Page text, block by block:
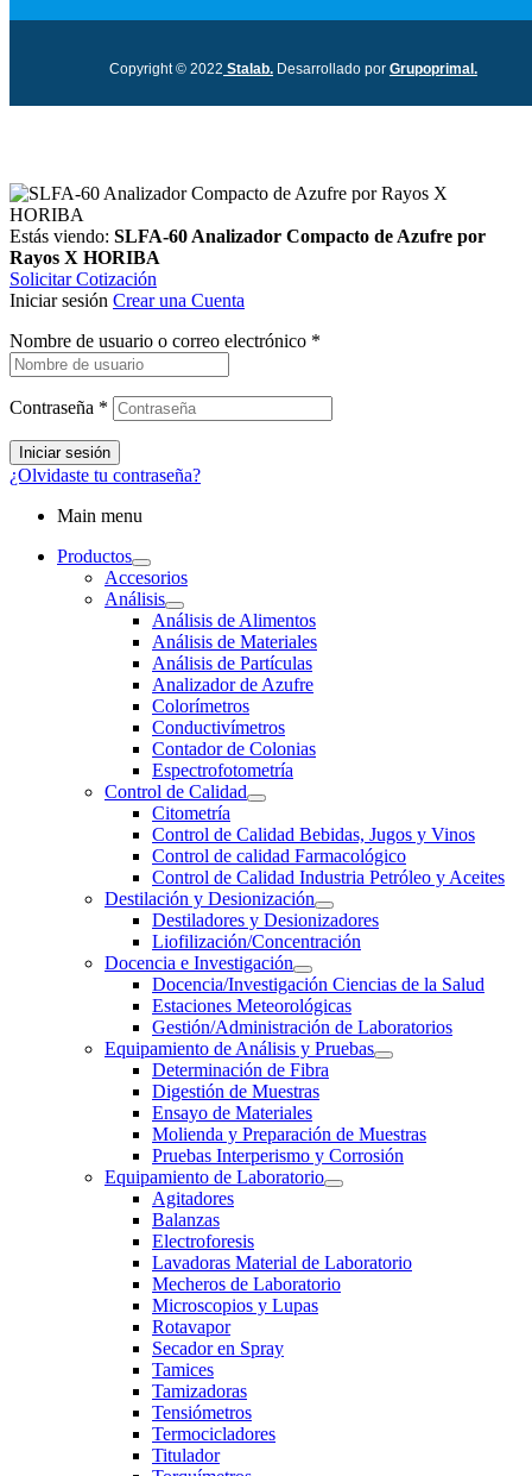
Copyright © 2022 Stalab. Desarrollado por Grupoprimal.
Estás viendo: SLFA-60 Analizador Compacto de Azufre por
Rayos X HORIBA
Solicitar Cotización
Iniciar sesión Crear una Cuenta
Nombre de usuario o correo electrónico *
Contraseña *
Iniciar sesión
¿Olvidaste tu contraseña?
Main menu
Productos
Accesorios
Análisis
Análisis de Alimentos
Análisis de Materiales
Análisis de Partículas
Analizador de Azufre
Colorímetros
Conductivímetros
Contador de Colonias
Espectrofotometría
Control de Calidad
Citometría
Control de Calidad Bebidas, Jugos y Vinos
Control de calidad Farmacológico
Control de Calidad Industria Petróleo y Aceites
Destilación y Desionización
Destiladores y Desionizadores
Liofilización/Concentración
Docencia e Investigación
Docencia/Investigación Ciencias de la Salud
Estaciones Meteorológicas
Gestión/Administración de Laboratorios
Equipamiento de Análisis y Pruebas
Determinación de Fibra
Digestión de Muestras
Ensayo de Materiales
Molienda y Preparación de Muestras
Pruebas Interperismo y Corrosión
Equipamiento de Laboratorio
Agitadores
Balanzas
Electroforesis
Lavadoras Material de Laboratorio
Mecheros de Laboratorio
Microscopios y Lupas
Rotavapor
Secador en Spray
Tamices
Tamizadoras
Tensiómetros
Termocicladores
Titulador